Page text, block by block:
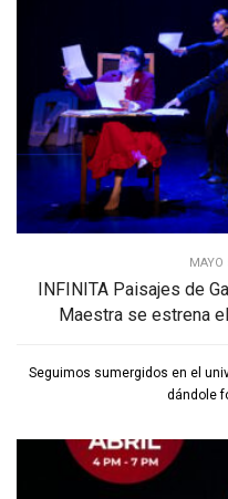
MAYO
INFINITA Paisajes de
Maestra se estrena
Seguimos sumergidos en el
dándole